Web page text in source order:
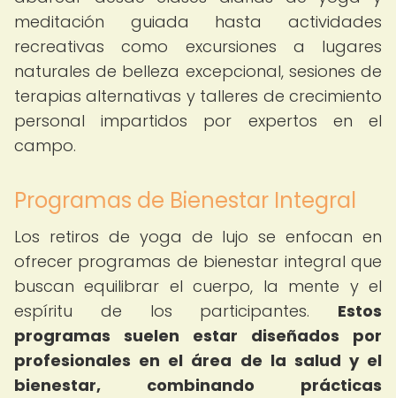
meditación guiada hasta actividades
recreativas como excursiones a lugares
naturales de belleza excepcional, sesiones de
terapias alternativas y talleres de crecimiento
personal impartidos por expertos en el
campo.
Programas de Bienestar Integral
Los retiros de yoga de lujo se enfocan en
ofrecer programas de bienestar integral que
buscan equilibrar el cuerpo, la mente y el
espíritu de los participantes. Estos
programas suelen estar diseñados por
profesionales en el área de la salud y el
bienestar, combinando prácticas